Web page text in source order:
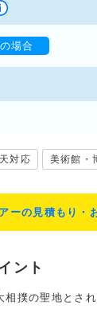
ント
相撲の聖地とさ
場合
様料金 円
料金 円
様料金 円
対応 美術館・
ーの見積もり・